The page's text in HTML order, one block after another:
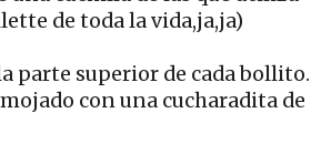
de toda la vida,ja,ja)
parte superior de cada bollito.
con una cucharadita de